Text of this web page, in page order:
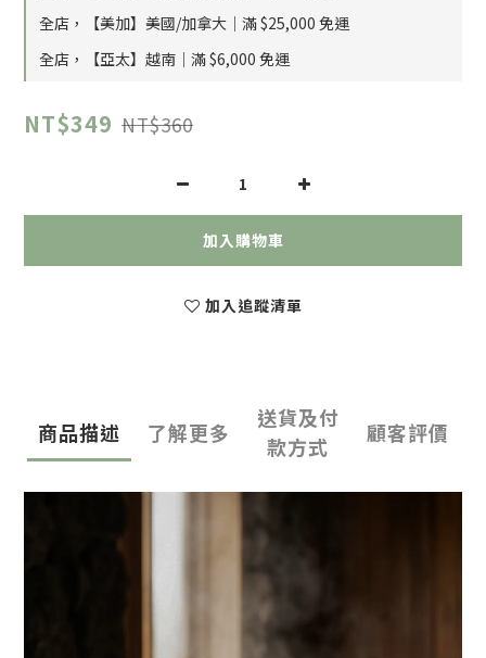
全店，【美加】美國/加拿大｜滿 $25,000 免運
全店，【亞太】越南｜滿 $6,000 免運
NT$349 NT$360
加入購物車
加入追蹤清單
商品描述 了解更多
送貨及付
款方式
顧客評價